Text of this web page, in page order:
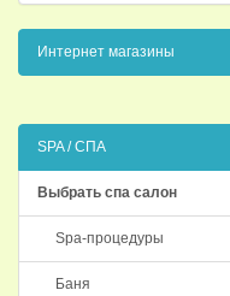
Интернет магазины
SPA / СПА
Выбрать спа салон
Spa-процедуры
Баня